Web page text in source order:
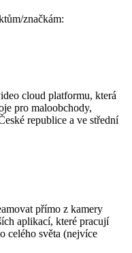
značkám:
cloud platformu, která
pro maloobchody,
republice a ve střední
přímo z kamery
aplikací, které pracují
celého světa (nejvíce